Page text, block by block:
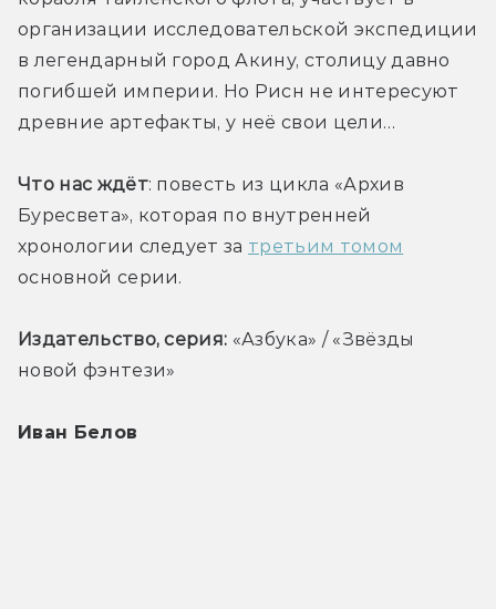
организации исследовательской экспедиции
в легендарный город Акину, столицу давно
погибшей империи. Но Рисн не интересуют
древние артефакты, у неё свои цели…
Что нас ждёт: повесть из цикла «Архив
Буресвета», которая по внутренней
хронологии следует за третьим томом
основной серии.
Издательство, серия: «Азбука» / «Звёзды
новой фэнтези»
Иван Белов